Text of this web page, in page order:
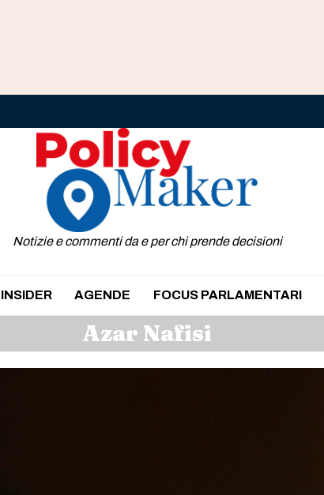
Notizie e commenti da e per chi prende decisioni
INSIDER AGENDE FOCUS PARLAMENTARI
Azar Nafisi